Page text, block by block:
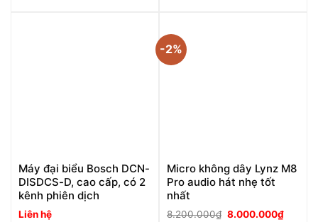
Máy đại biểu Bosch DCN-
DISDCS-D, cao cấp, có 2
kênh phiên dịch
Liên hệ
-2%
Micro không dây Lynz M8
Pro audio hát nhẹ tốt
nhất
8.200.000₫ Giá
8.000.000₫Giá